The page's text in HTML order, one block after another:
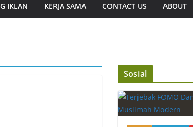
IKLAN KERJA SAMA CONTACT US ABOUT
Sosial